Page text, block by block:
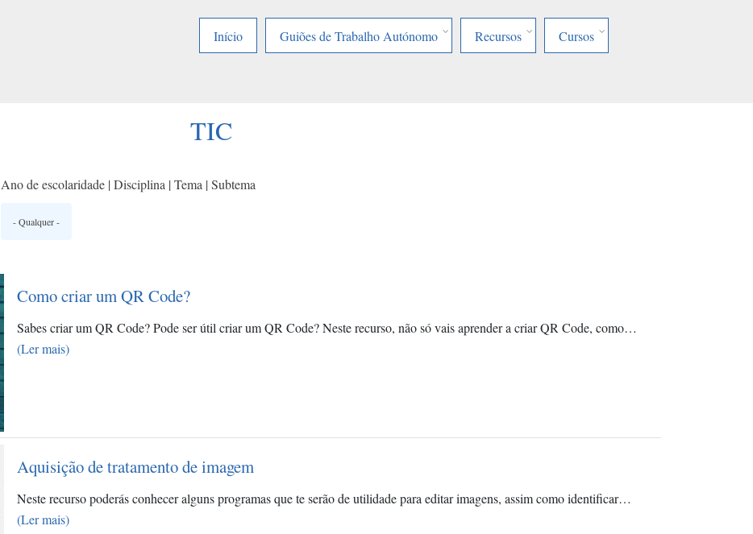
Início
Guiões de Trabalho Autónomo Recursos Cursos
TIC
Ano de escolaridade | Disciplina | Tema | Subtema
Como criar um QR Code?
Sabes criar um QR Code? Pode ser útil criar um QR Code? Neste recurso, não só vais aprender a criar QR Code, como…
(Ler mais)
Aquisição de tratamento de imagem
Neste recurso poderás conhecer alguns programas que te serão de utilidade para editar imagens, assim como identificar…
(Ler mais)